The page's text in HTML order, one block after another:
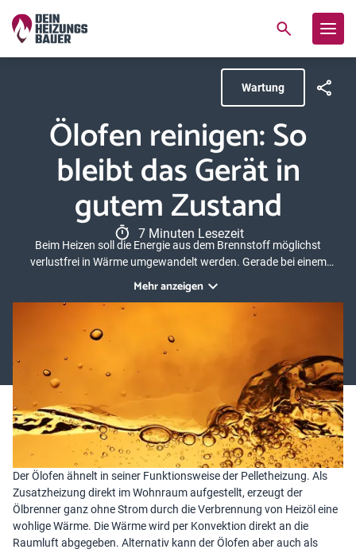
Wartung
Ölofen reinigen: So
bleibt das Gerät in
gutem Zustand
7 Minuten Lesezeit
Beim Heizen soll die Energie aus dem Brennstoff möglichst
verlustfrei in Wärme umgewandelt werden. Gerade bei einem
es besonders auf die korrekte Bedienung und einen guten
Wartungszustand an. Eine gute Pflege schützt zudem Ofen,
Schornstein und Bewohner, Unfälle werden vermieden. In diesem
Beitrag erfahren Sie, wie Sie mit einem Ölofen sicher heizen.
Mehr anzeigen
Der Ölofen ähnelt in seiner Funktionsweise der Pelletheizung. Als
Zusatzheizung direkt im Wohnraum aufgestellt, erzeugt der
Ölbrenner ganz ohne Strom durch die Verbrennung von Heizöl eine
wohlige Wärme. Die Wärme wird per Konvektion direkt an die
Raumluft abgegeben. Alternativ kann der Ölofen aber auch als